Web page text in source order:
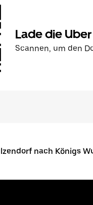
Lade die
Scannen, um den
nach Königs